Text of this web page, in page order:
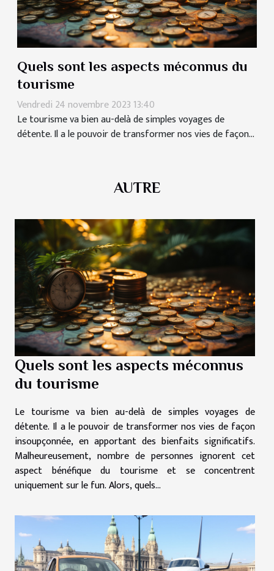
Quels sont les aspects méconnus du
tourisme
Vendredi 24 novembre 2023 13:40
Le tourisme va bien au-delà de simples voyages de
détente. Il a le pouvoir de transformer nos vies de façon...
AUTRE
Quels sont les aspects méconnus
du tourisme
Le tourisme va bien au-delà de simples voyages de
détente. Il a le pouvoir de transformer nos vies de façon
insoupçonnée, en apportant des bienfaits significatifs.
Malheureusement, nombre de personnes ignorent cet
aspect bénéfique du tourisme et se concentrent
uniquement sur le fun. Alors, quels...